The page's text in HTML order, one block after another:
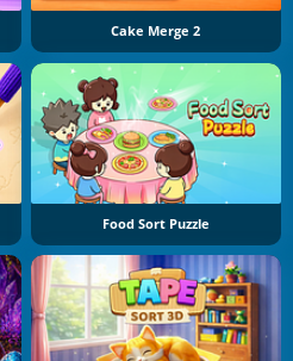
Cake Merge 2
Food Sort Puzzle